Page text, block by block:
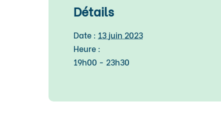
Détails
Date : 13 juin 2023
Heure :
19h00 - 23h30